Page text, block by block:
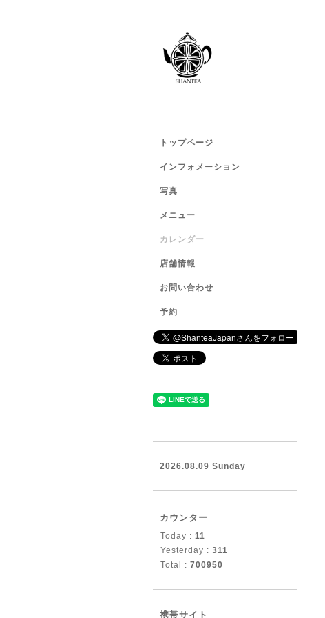
トップページ
インフォメーション
写真
メニュー
カレンダー
店舗情報
お問い合わせ
予約
2026.08.09 Sunday
カウンター
Today : 11
Yesterday : 311
Total : 700950
携帯サイト